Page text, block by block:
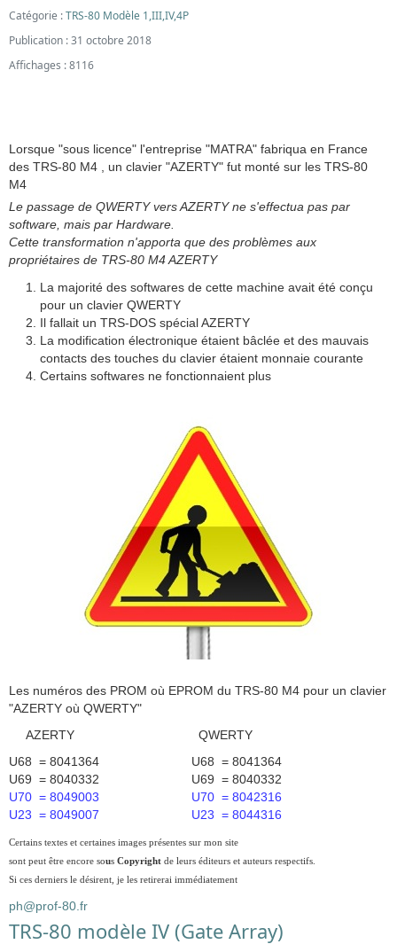
Catégorie :TRS-80 Modèle 1,III,IV,4P
Publication : 31 octobre 2018
Affichages : 8116
Lorsque "sous licence" l'entreprise "MATRA" fabriqua en France
des TRS-80 M4 , un clavier "AZERTY" fut monté sur les TRS-80
M4
Le passage de QWERTY vers AZERTY ne s'effectua pas par
software, mais par Hardware.
Cette transformation n'apporta que des problèmes aux
propriétaires de TRS-80 M4 AZERTY
La majorité des softwares de cette machine avait été conçu
pour un clavier QWERTY
Il fallait un TRS-DOS spécial AZERTY
La modification électronique étaient bâclée et des mauvais
contacts des touches du clavier étaient monnaie courante
Certains softwares ne fonctionnaient plus
Les numéros des PROM où EPROM du TRS-80 M4 pour un clavier
"AZERTY où QWERTY"
AZERTY QWERTY
U68 = 8041364 U68 = 8041364
U69 = 8040332 U69 = 8040332
U70 = 8049003 U70 = 8042316
U23 = 8049007 U23 = 8044316
Certains textes et certaines images présentes sur mon site
sont peut être encore sous Copyright de leurs éditeurs et auteurs respectifs.
Si ces derniers le désirent, je les retirerai immédiatement
ph@prof-80.fr
TRS-80 modèle IV (Gate Array)